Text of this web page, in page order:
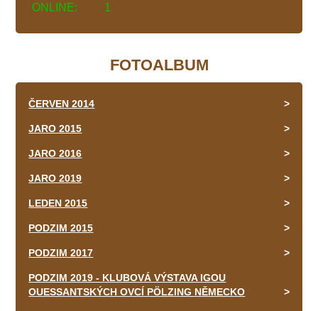
ONLINE: 1
FOTOALBUM
ČERVEN 2014
JARO 2015
JARO 2016
JARO 2019
LEDEN 2015
PODZIM 2015
PODZIM 2017
PODZIM 2019 - KLUBOVÁ VÝSTAVA IGOU
OUESSANTSKÝCH OVCÍ PÖLZING NĚMECKO